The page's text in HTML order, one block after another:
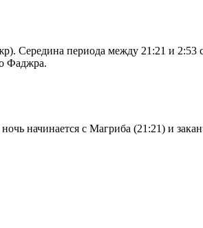
Середина периода между 21:21 и 2:53
Фаджра.
начинается с Магриба (21:21) и